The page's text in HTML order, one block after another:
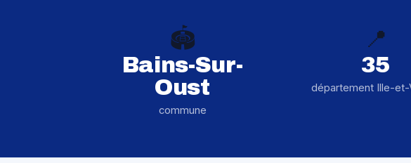
🏟️
Bains-Sur-
Oust
commune
📍
35
département Ille-et-